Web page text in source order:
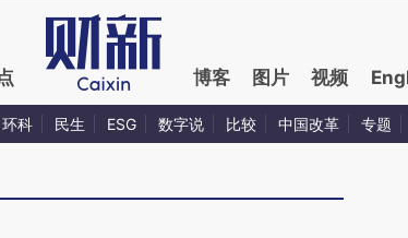
博客 图片 视频
环科 民生 ESG 数字说 比较 中国改革 专题